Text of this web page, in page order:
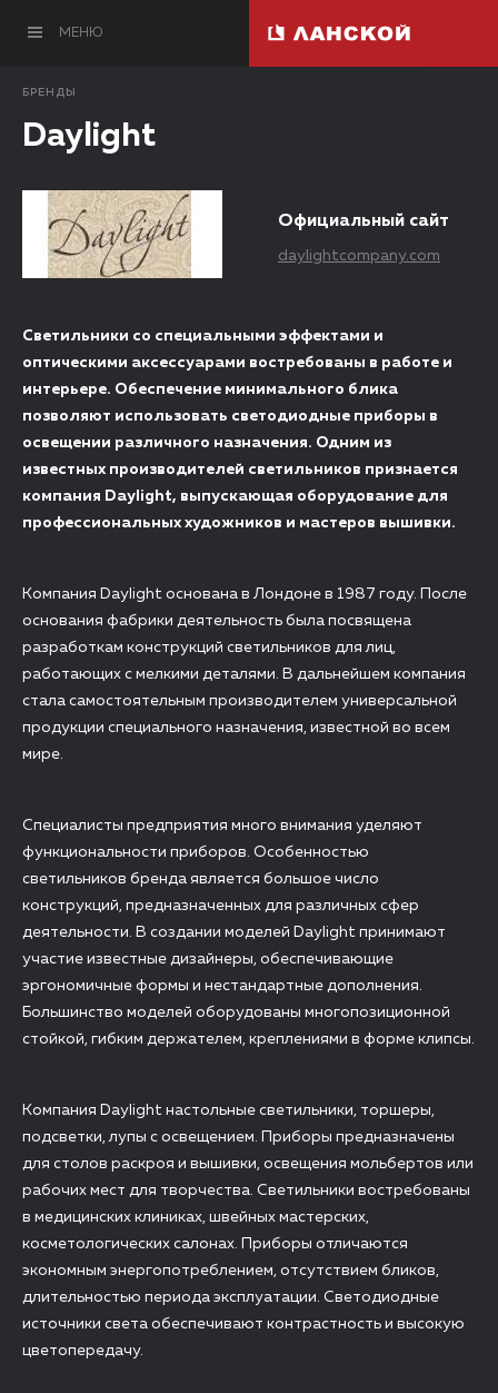
МЕНЮ
БРЕНДЫ
Daylight
Официальный сайт
daylightcompany.com
Светильники со специальными эффектами и
оптическими аксессуарами востребованы в работе и
интерьере. Обеспечение минимального блика
позволяют использовать светодиодные приборы в
освещении различного назначения. Одним из
известных производителей светильников признается
компания Daylight, выпускающая оборудование для
профессиональных художников и мастеров вышивки.
Компания Daylight основана в Лондоне в 1987 году. После
основания фабрики деятельность была посвящена
разработкам конструкций светильников для лиц,
работающих с мелкими деталями. В дальнейшем компания
стала самостоятельным производителем универсальной
продукции специального назначения, известной во всем
мире.
Специалисты предприятия много внимания уделяют
функциональности приборов. Особенностью
светильников бренда является большое число
конструкций, предназначенных для различных сфер
деятельности. В создании моделей Daylight принимают
участие известные дизайнеры, обеспечивающие
эргономичные формы и нестандартные дополнения.
Большинство моделей оборудованы многопозиционной
стойкой, гибким держателем, креплениями в форме клипсы.
Компания Daylight настольные светильники, торшеры,
подсветки, лупы с освещением. Приборы предназначены
для столов раскроя и вышивки, освещения мольбертов или
рабочих мест для творчества. Светильники востребованы
в медицинских клиниках, швейных мастерских,
косметологических салонах. Приборы отличаются
экономным энергопотреблением, отсутствием бликов,
длительностью периода эксплуатации. Светодиодные
источники света обеспечивают контрастность и высокую
цветопередачу.